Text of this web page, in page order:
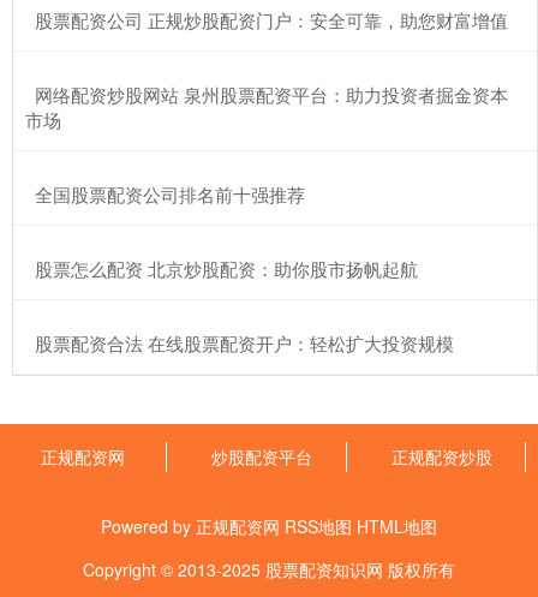
​股票配资公司 正规炒股配资门户：安全可靠，助您财富增值
​网络配资炒股网站 泉州股票配资平台：助力投资者掘金资本
市场
​全国股票配资公司排名前十强推荐
​股票怎么配资 北京炒股配资：助你股市扬帆起航
​股票配资合法 在线股票配资开户：轻松扩大投资规模
正规配资网 炒股配资平台 正规配资炒股
Powered by 正规配资网 RSS地图 HTML地图
Copyright © 2013-2025 股票配资知识网 版权所有